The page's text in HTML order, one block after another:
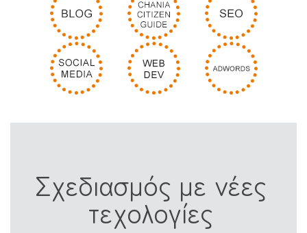
Σχεδιασμός με νέες
τεχολογίες